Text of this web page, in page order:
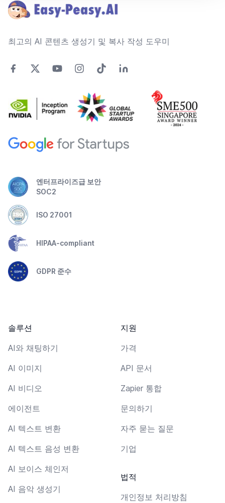
최고의 AI 콘텐츠 생성기 및 복사 작성 도우미
엔터프라이즈급 보안
SOC2
ISO 27001
HIPAA-compliant
GDPR 준수
솔루션
AI와 채팅하기
AI 이미지
AI 비디오
에이전트
AI 텍스트 변환
AI 텍스트 음성 변환
AI 보이스 체인저
AI 음악 생성기
지원
가격
API 문서
Zapier 통합
문의하기
자주 묻는 질문
기업
법적
개인정보 처리방침